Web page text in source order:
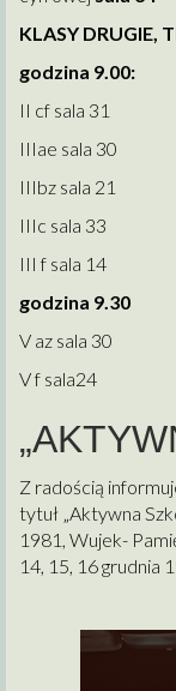
KLASY DRUGIE,
godzina 9.00:
II cf sala 31
IIIae sala 30
IIIbz sala 21
IIIc sala 33
III f sala 14
godzina 9.30
V az sala 30
V f sala24
Z radością
tytuł „Aktywna
1981, Wujek-
14, 15, 16 grudnia